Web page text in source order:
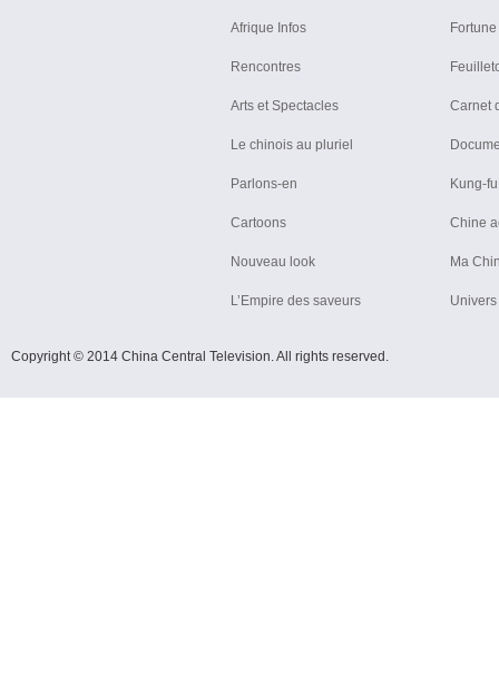
Afrique Infos
Rencontres
Arts et Spectacles
Le chinois au pluriel
Parlons-en
Cartoons
Nouveau look
L’Empire des saveurs
Carnet
Kung-fu
Chine
Ma
Copyright © 2014 China Central Television. All rights reserved.